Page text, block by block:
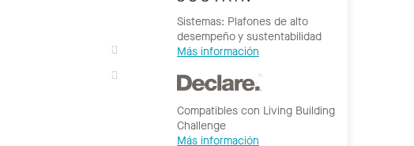
Sistemas: Plafones de alto
desempeño y sustentabilidad
Más información
Compatibles con Living Building
Challenge
Más información